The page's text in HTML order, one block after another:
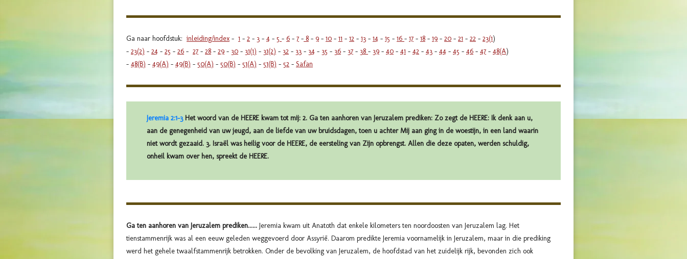
Ga naar hoofdstuk: inleiding/index - 1 - 2 - 3 - 4 - 5 - 6 - 7 - 8 - 9 - 10 - 11 - 12 - 13 - 14 - 15 - 16 - 17 - 18 - 19 - 20 - 21 - 22 - 23(1)
- 23(2) - 24 - 25 - 26 - 27 - 28 - 29 - 30 - 31(1) - 31(2) - 32 - 33 - 34 - 35 - 36 - 37 - 38 - 39 - 40 - 41 - 42 - 43 - 44 - 45 - 46 - 47 - 48(A)
- 48(B) - 49(A) - 49(B) - 50(A) - 50(B) - 51(A) - 51(B) - 52 - Safan
Jeremia 2:1-3Het woord van de HEERE kwam tot mij: 2. Ga ten aanhoren van Jeruzalem prediken: Zo zegt de HEERE: Ik denk aan u,
aan de genegenheid van uw jeugd, aan de liefde van uw bruidsdagen, toen u achter Mij aan ging in de woestijn, in een land waarin
niet wordt gezaaid. 3. Israël was heilig voor de HEERE, de eersteling van Zijn opbrengst. Allen die deze opaten, werden schuldig,
onheil kwam over hen, spreekt de HEERE.
Ga ten aanhoren van Jeruzalem prediken...... Jeremia kwam uit Anatoth dat enkele kilometers ten noordoosten van Jeruzalem lag. Het
tienstammenrijk was al een eeuw geleden weggevoerd door Assyrië. Daarom predikte Jeremia voornamelijk in Jeruzalem, maar in die prediking
werd het gehele twaalfstammenrijk betrokken. Onder de bevolking van Jeruzalem, de hoofdstad van het zuidelijk rijk, bevonden zich ook